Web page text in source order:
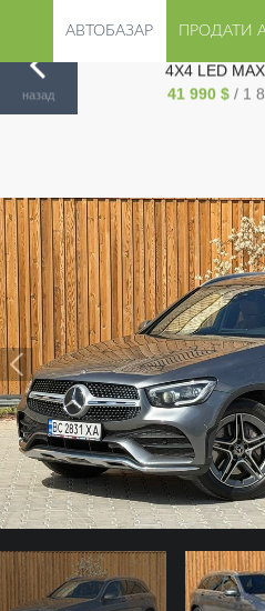
АВТОБАЗАР ПРОДАТИ
Авторинок на Cars.ua/Львов /
назад
4Х4 LED
41 990 $ / 1